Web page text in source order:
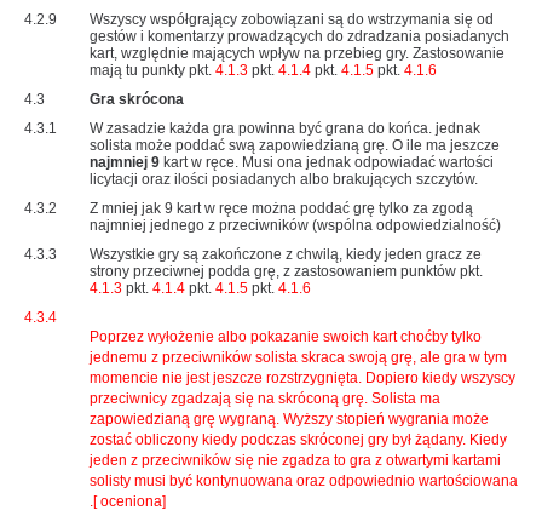
4.2.9
Wszyscy współgrający zobowiązani są do wstrzymania się od
gestów i komentarzy prowadzących do zdradzania posiadanych
kart, względnie mających wpływ na przebieg gry. Zastosowanie
mają tu punkty pkt. 4.1.3 pkt. 4.1.4 pkt. 4.1.5 pkt. 4.1.6
4.3
Gra skrócona
4.3.1
W zasadzie każda gra powinna być grana do końca. jednak
solista może poddać swą zapowiedzianą grę. O ile ma jeszcze
najmniej 9 kart w ręce. Musi ona jednak odpowiadać wartości
licytacji oraz ilości posiadanych albo brakujących szczytów.
4.3.2
Z mniej jak 9 kart w ręce można poddać grę tylko za zgodą
najmniej jednego z przeciwników (wspólna odpowiedzialność)
4.3.3
Wszystkie gry są zakończone z chwilą, kiedy jeden gracz ze
strony przeciwnej podda grę, z zastosowaniem punktów pkt.
4.1.3 pkt. 4.1.4 pkt. 4.1.5 pkt. 4.1.6
4.3.4
Poprzez wyłożenie albo pokazanie swoich kart choćby tylko
jednemu z przeciwników solista skraca swoją grę, ale gra w tym
momencie nie jest jeszcze rozstrzygnięta. Dopiero kiedy wszyscy
przeciwnicy zgadzają się na skróconą grę. Solista ma
zapowiedzianą grę wygraną. Wyższy stopień wygrania może
zostać obliczony kiedy podczas skróconej gry był żądany. Kiedy
jeden z przeciwników się nie zgadza to gra z otwartymi kartami
solisty musi być kontynuowana oraz odpowiednio wartościowana
.[ oceniona]